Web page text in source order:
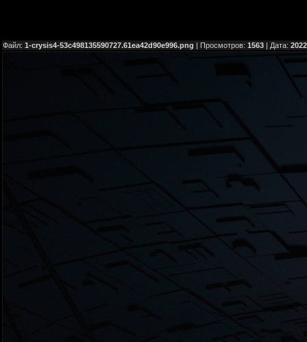
Файл: 1-crysis4-53c498135590727.61ea42d90e996.png | Просмотров: 1563 | Дата: